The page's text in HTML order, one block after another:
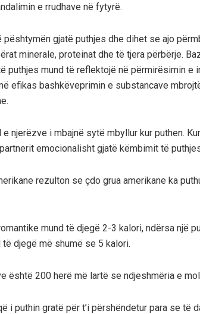
e rrudhave në fytyrë.
pështymën gjatë puthjes dhe dihet se ajo
minerale, proteinat dhe të tjera përbërje.
puthjes mund të reflektojë në përmirësimin e
efikas bashkëveprimin e substancave
njerëzve i mbajnë sytë mbyllur kur puthen.
emocionalisht gjatë këmbimit të
rezulton se çdo grua amerikane ka
mund të djegë 2-3 kalori, ndërsa një
djegë më shumë se 5 kalori.
është 200 herë më lartë se ndjeshmëria e
i puthin gratë për t’i përshëndetur para se të